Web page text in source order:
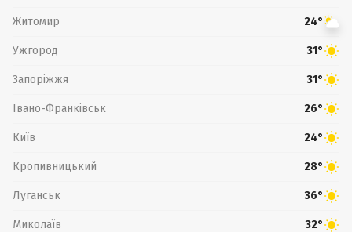
Житомир 24°
Ужгород 31°
Запоріжжя 31°
Івано-Франківськ 26°
Київ 24°
Кропивницький 28°
Луганськ 36°
Миколаїв 32°